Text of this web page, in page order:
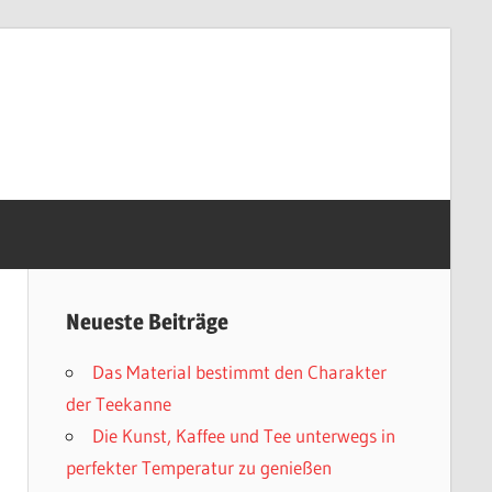
Neueste Beiträge
Das Material bestimmt den Charakter
der Teekanne
Die Kunst, Kaffee und Tee unterwegs in
perfekter Temperatur zu genießen